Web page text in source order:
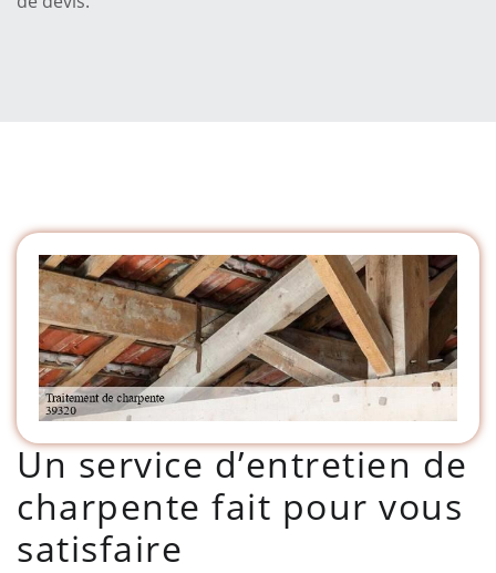
Un service d’entretien de
charpente fait pour vous
satisfaire